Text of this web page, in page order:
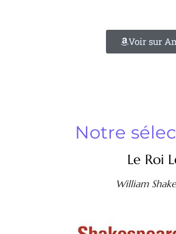
Voir sur
Notre
Le Roi
William